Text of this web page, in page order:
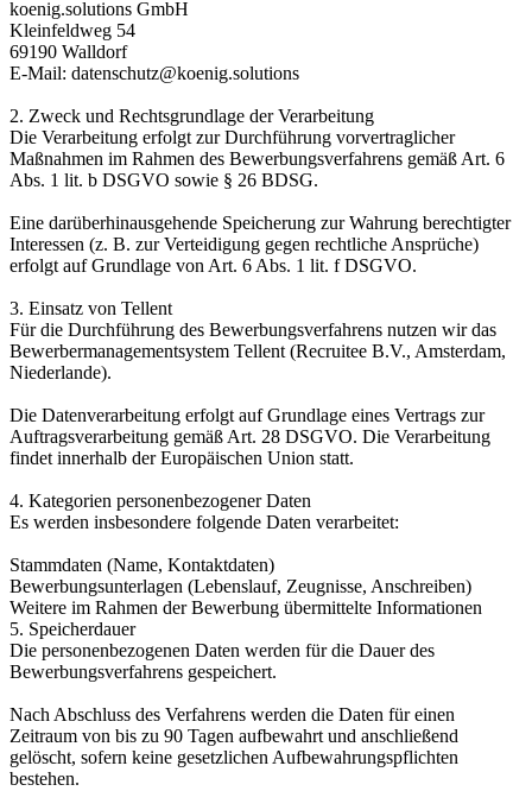
koenig.solutions GmbH
Kleinfeldweg 54
69190 Walldorf
E-Mail: datenschutz@koenig.solutions
2. Zweck und Rechtsgrundlage der Verarbeitung
Die Verarbeitung erfolgt zur Durchführung vorvertraglicher
Maßnahmen im Rahmen des Bewerbungsverfahrens gemäß Art. 6
Abs. 1 lit. b DSGVO sowie § 26 BDSG.
Eine darüberhinausgehende Speicherung zur Wahrung berechtigter
Interessen (z. B. zur Verteidigung gegen rechtliche Ansprüche)
erfolgt auf Grundlage von Art. 6 Abs. 1 lit. f DSGVO.
3. Einsatz von Tellent
Für die Durchführung des Bewerbungsverfahrens nutzen wir das
Bewerbermanagementsystem Tellent (Recruitee B.V., Amsterdam,
Niederlande).
Die Datenverarbeitung erfolgt auf Grundlage eines Vertrags zur
Auftragsverarbeitung gemäß Art. 28 DSGVO. Die Verarbeitung
findet innerhalb der Europäischen Union statt.
4. Kategorien personenbezogener Daten
Es werden insbesondere folgende Daten verarbeitet:
Stammdaten (Name, Kontaktdaten)
Bewerbungsunterlagen (Lebenslauf, Zeugnisse, Anschreiben)
Weitere im Rahmen der Bewerbung übermittelte Informationen
5. Speicherdauer
Die personenbezogenen Daten werden für die Dauer des
Bewerbungsverfahrens gespeichert.
Nach Abschluss des Verfahrens werden die Daten für einen
Zeitraum von bis zu 90 Tagen aufbewahrt und anschließend
gelöscht, sofern keine gesetzlichen Aufbewahrungspflichten
bestehen.